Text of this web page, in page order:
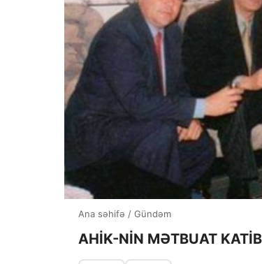
Ana səhifə / Gündəm
AHİK-NİN MƏTBUAT